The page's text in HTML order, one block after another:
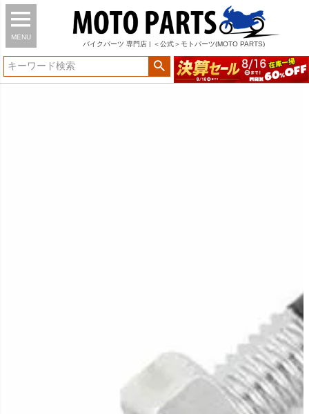
MENU
バイク パーツ 専門店 | ＜公式＞モトパーツ(MOTO PARTS)